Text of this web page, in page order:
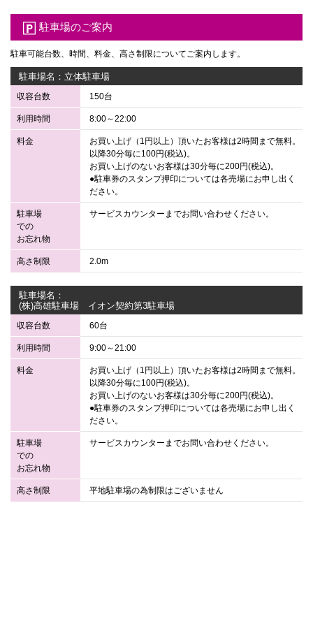
駐車場のご案内
駐車可能台数、時間、料金、高さ制限についてご案内します。
駐車場名：立体駐車場
収容台数 150台
利用時間 8:00～22:00
料金
お買い上げ（1円以上）頂いたお客様は2時間まで無料。
以降30分毎に100円(税込)。
お買い上げのないお客様は30分毎に200円(税込)。
●駐車券のスタンプ押印については各売場にお申し出く
ださい。
駐車場
での
お忘れ物
サービスカウンターまでお問い合わせください。
高さ制限 2.0m
駐車場名：
(株)高雄駐車場 イオン契約第3駐車場
収容台数 60台
利用時間 9:00～21:00
料金
お買い上げ（1円以上）頂いたお客様は2時間まで無料。
以降30分毎に100円(税込)。
お買い上げのないお客様は30分毎に200円(税込)。
●駐車券のスタンプ押印については各売場にお申し出く
ださい。
駐車場
での
お忘れ物
サービスカウンターまでお問い合わせください。
高さ制限 平地駐車場の為制限はございません